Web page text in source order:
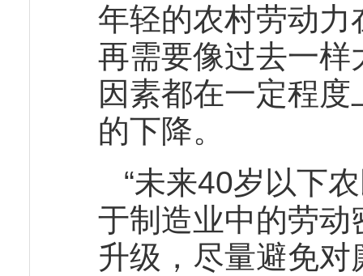
年轻的农村劳动
再需要像过去一
因素都在一定程
的下降。
“未来40岁以下
于制造业中的劳
升级，尽量避免对